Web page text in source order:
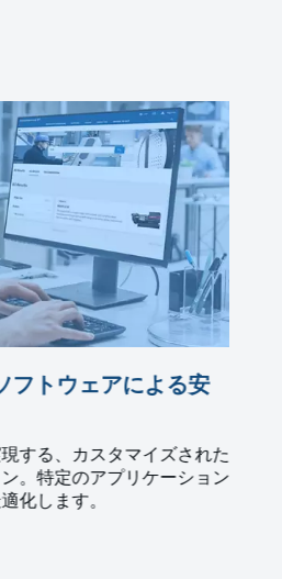
フトウェアによる安
する、カスタマイズされた
。特定のアプリケーション
化します。